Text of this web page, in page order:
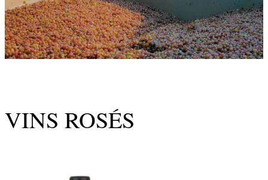
VINS ROSÉS